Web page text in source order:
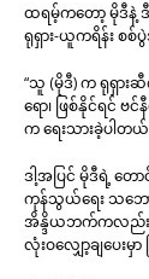
ထရမ့်ကတော့ မိုဒီနဲ့ ဒီ
ရုရှား-ယူကရိန်း စ
“သူ (မိုဒီ) က ရုရှ
ရော၊ ဖြစ်နိုင်ရင်
က ရေးသားခဲ့ပါတယ်
ဒါ့အပြင် မိုဒီရဲ့ တေ
ကုန်သွယ်ရေး သဘော
အိန္ဒိယဘက်ကလည်း
လုံးဝလျှော့ချပေး